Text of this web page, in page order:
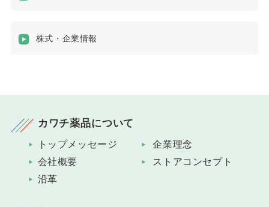
株式・企業情報
カワチ薬品について
トップメッセージ
企業理念
会社概要
ストアコンセプト
沿革